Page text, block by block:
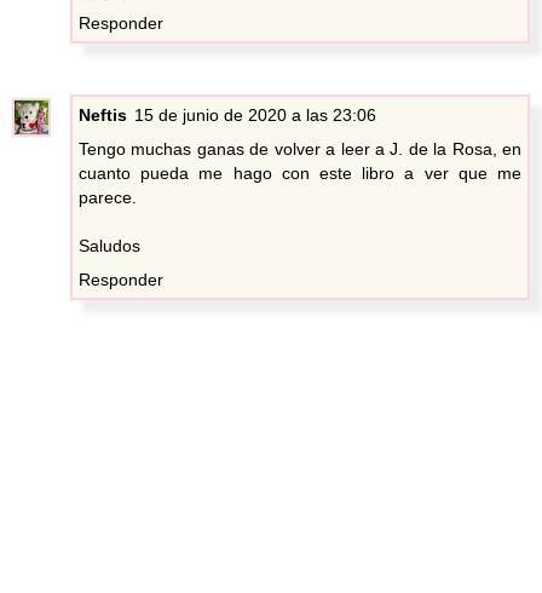
Responder
Neftis 15 de junio de 2020 a las 23:06
Tengo muchas ganas de volver a leer a J. de la Rosa, en
cuanto pueda me hago con este libro a ver que me
parece.
Saludos
Responder